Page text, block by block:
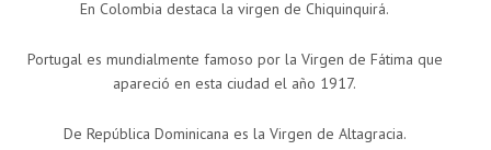
En Colombia destaca la virgen de Chiquinquirá.
Portugal es mundialmente famoso por la Virgen de Fátima que
apareció en esta ciudad el año 1917.
De República Dominicana es la Virgen de Altagracia.